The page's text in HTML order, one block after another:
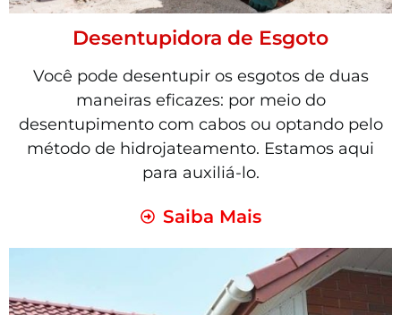
Desentupidora de Esgoto
Você pode desentupir os esgotos de duas
maneiras eficazes: por meio do
desentupimento com cabos ou optando pelo
método de hidrojateamento. Estamos aqui
para auxiliá-lo.
Saiba Mais